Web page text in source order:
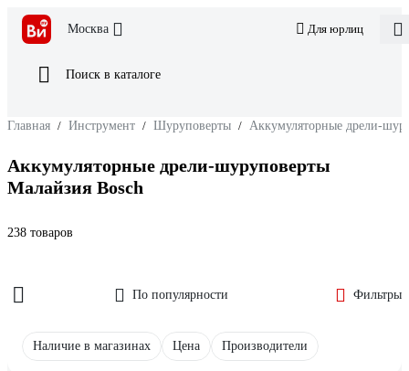
Москва Для юрлиц
Поиск в каталоге
Главная / Инструмент / Шуруповерты / Аккумуляторные дрели-
Аккумуляторные дрели-шуруповерты
Малайзия Bosch
238 товаров
По популярности Фильтры
Наличие в магазинах Цена Производители